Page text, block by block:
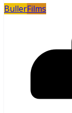
BullerFilms